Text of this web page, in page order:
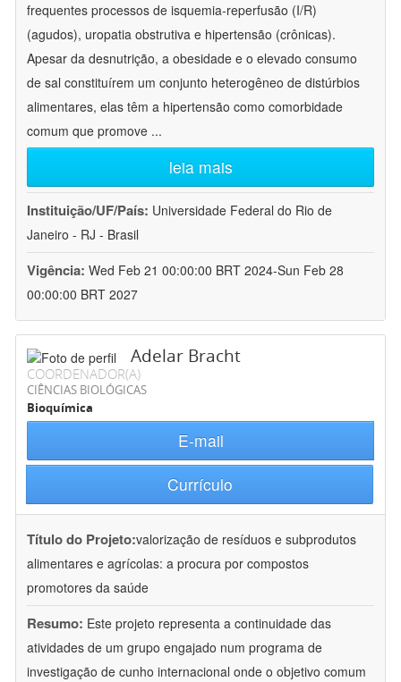
frequentes processos de isquemia-reperfusão (I/R)
(agudos), uropatia obstrutiva e hipertensão (crônicas).
Apesar da desnutrição, a obesidade e o elevado consumo
de sal constituírem um conjunto heterogêneo de distúrbios
alimentares, elas têm a hipertensão como comorbidade
comum que promove ...
leia mais
Instituição/UF/País: Universidade Federal do Rio de
Janeiro - RJ - Brasil
Vigência: Wed Feb 21 00:00:00 BRT 2024-Sun Feb 28
00:00:00 BRT 2027
Adelar Bracht
COORDENADOR(A)
CIÊNCIAS BIOLÓGICAS
Bioquímica
E-mail
Currículo
Título do Projeto:valorização de resíduos e subprodutos
alimentares e agrícolas: a procura por compostos
promotores da saúde
Resumo: Este projeto representa a continuidade das
atividades de um grupo engajado num programa de
investigação de cunho internacional onde o objetivo comum